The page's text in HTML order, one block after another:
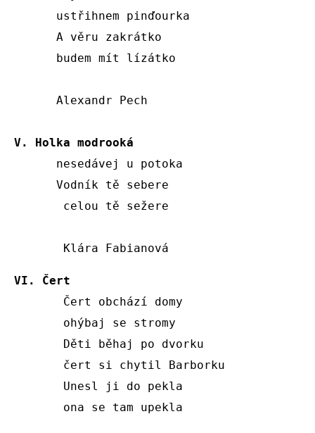
V. Holka modrooká
       Klára Fabianová
VI. Čert